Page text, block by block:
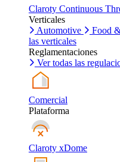
Claroty Continuous
Verticales
Automotive
Food
las verticales
Reglamentaciones
Ver todas las
Comercial
Plataforma
Claroty xDome